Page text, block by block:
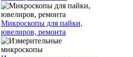
Микроскопы для пайки,
ювелиров, ремонта